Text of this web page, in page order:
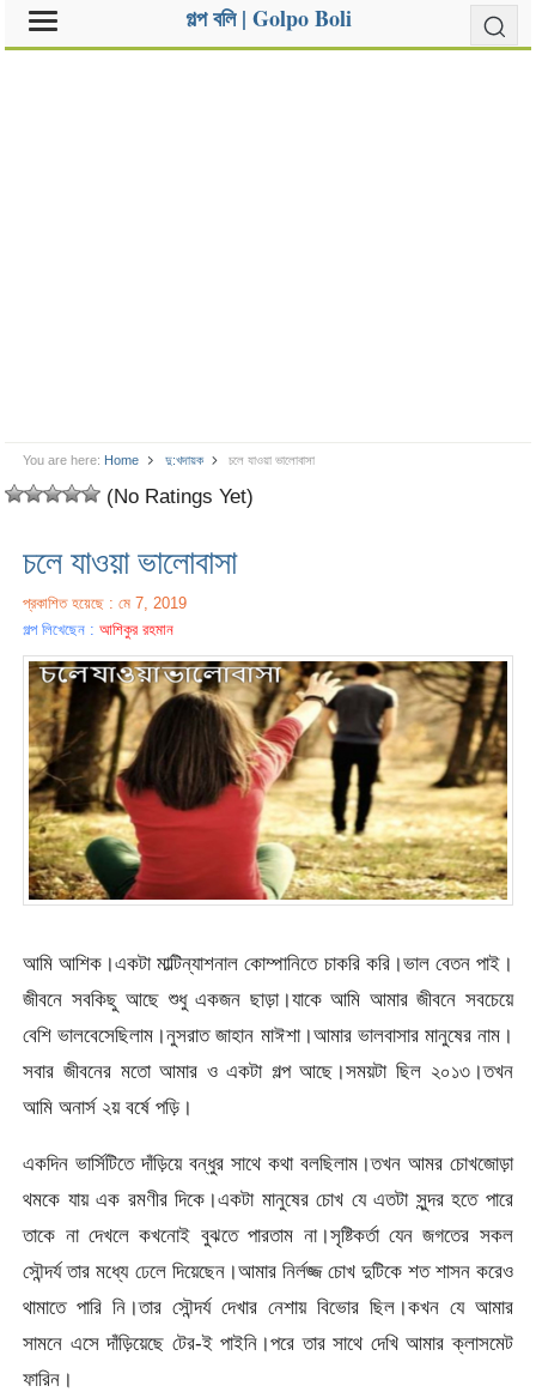
গল্প বলি | Golpo Boli
You are here: Home দু:খদায়ক চলে যাওয়া ভালোবাসা
(No Ratings Yet)
চলে যাওয়া ভালোবাসা
প্রকাশিত হয়েছে : মে 7, 2019
গল্প লিখেছেন :আশিকুর রহমান
আমি আশিক।একটা মাল্টিন্যাশনাল কোম্পানিতে চাকরি করি।ভাল বেতন পাই।
জীবনে সবকিছু আছে শুধু একজন ছাড়া।যাকে আমি আমার জীবনে সবচেয়ে
বেশি ভালবেসেছিলাম।নুসরাত জাহান মাঈশা।আমার ভালবাসার মানুষের নাম।
সবার জীবনের মতো আমার ও একটা গল্প আছে।সময়টা ছিল ২০১৩।তখন
আমি অনার্স ২য় বর্ষে পড়ি।
একদিন ভার্সিটিতে দাঁড়িয়ে বন্ধুর সাথে কথা বলছিলাম।তখন আমর চোখজোড়া
থমকে যায় এক রমণীর দিকে।একটা মানুষের চোখ যে এতটা সুন্দর হতে পারে
তাকে না দেখলে কখনোই বুঝতে পারতাম না।সৃষ্টিকর্তা যেন জগতের সকল
সৌন্দর্য তার মধ্যে ঢেলে দিয়েছেন।আমার নির্লজ্জ চোখ দুটিকে শত শাসন করেও
থামাতে পারি নি।তার সৌন্দর্য দেখার নেশায় বিভোর ছিল।কখন যে আমার
সামনে এসে দাঁড়িয়েছে টের-ই পাইনি।পরে তার সাথে দেখি আমার ক্লাসমেট
ফারিন।